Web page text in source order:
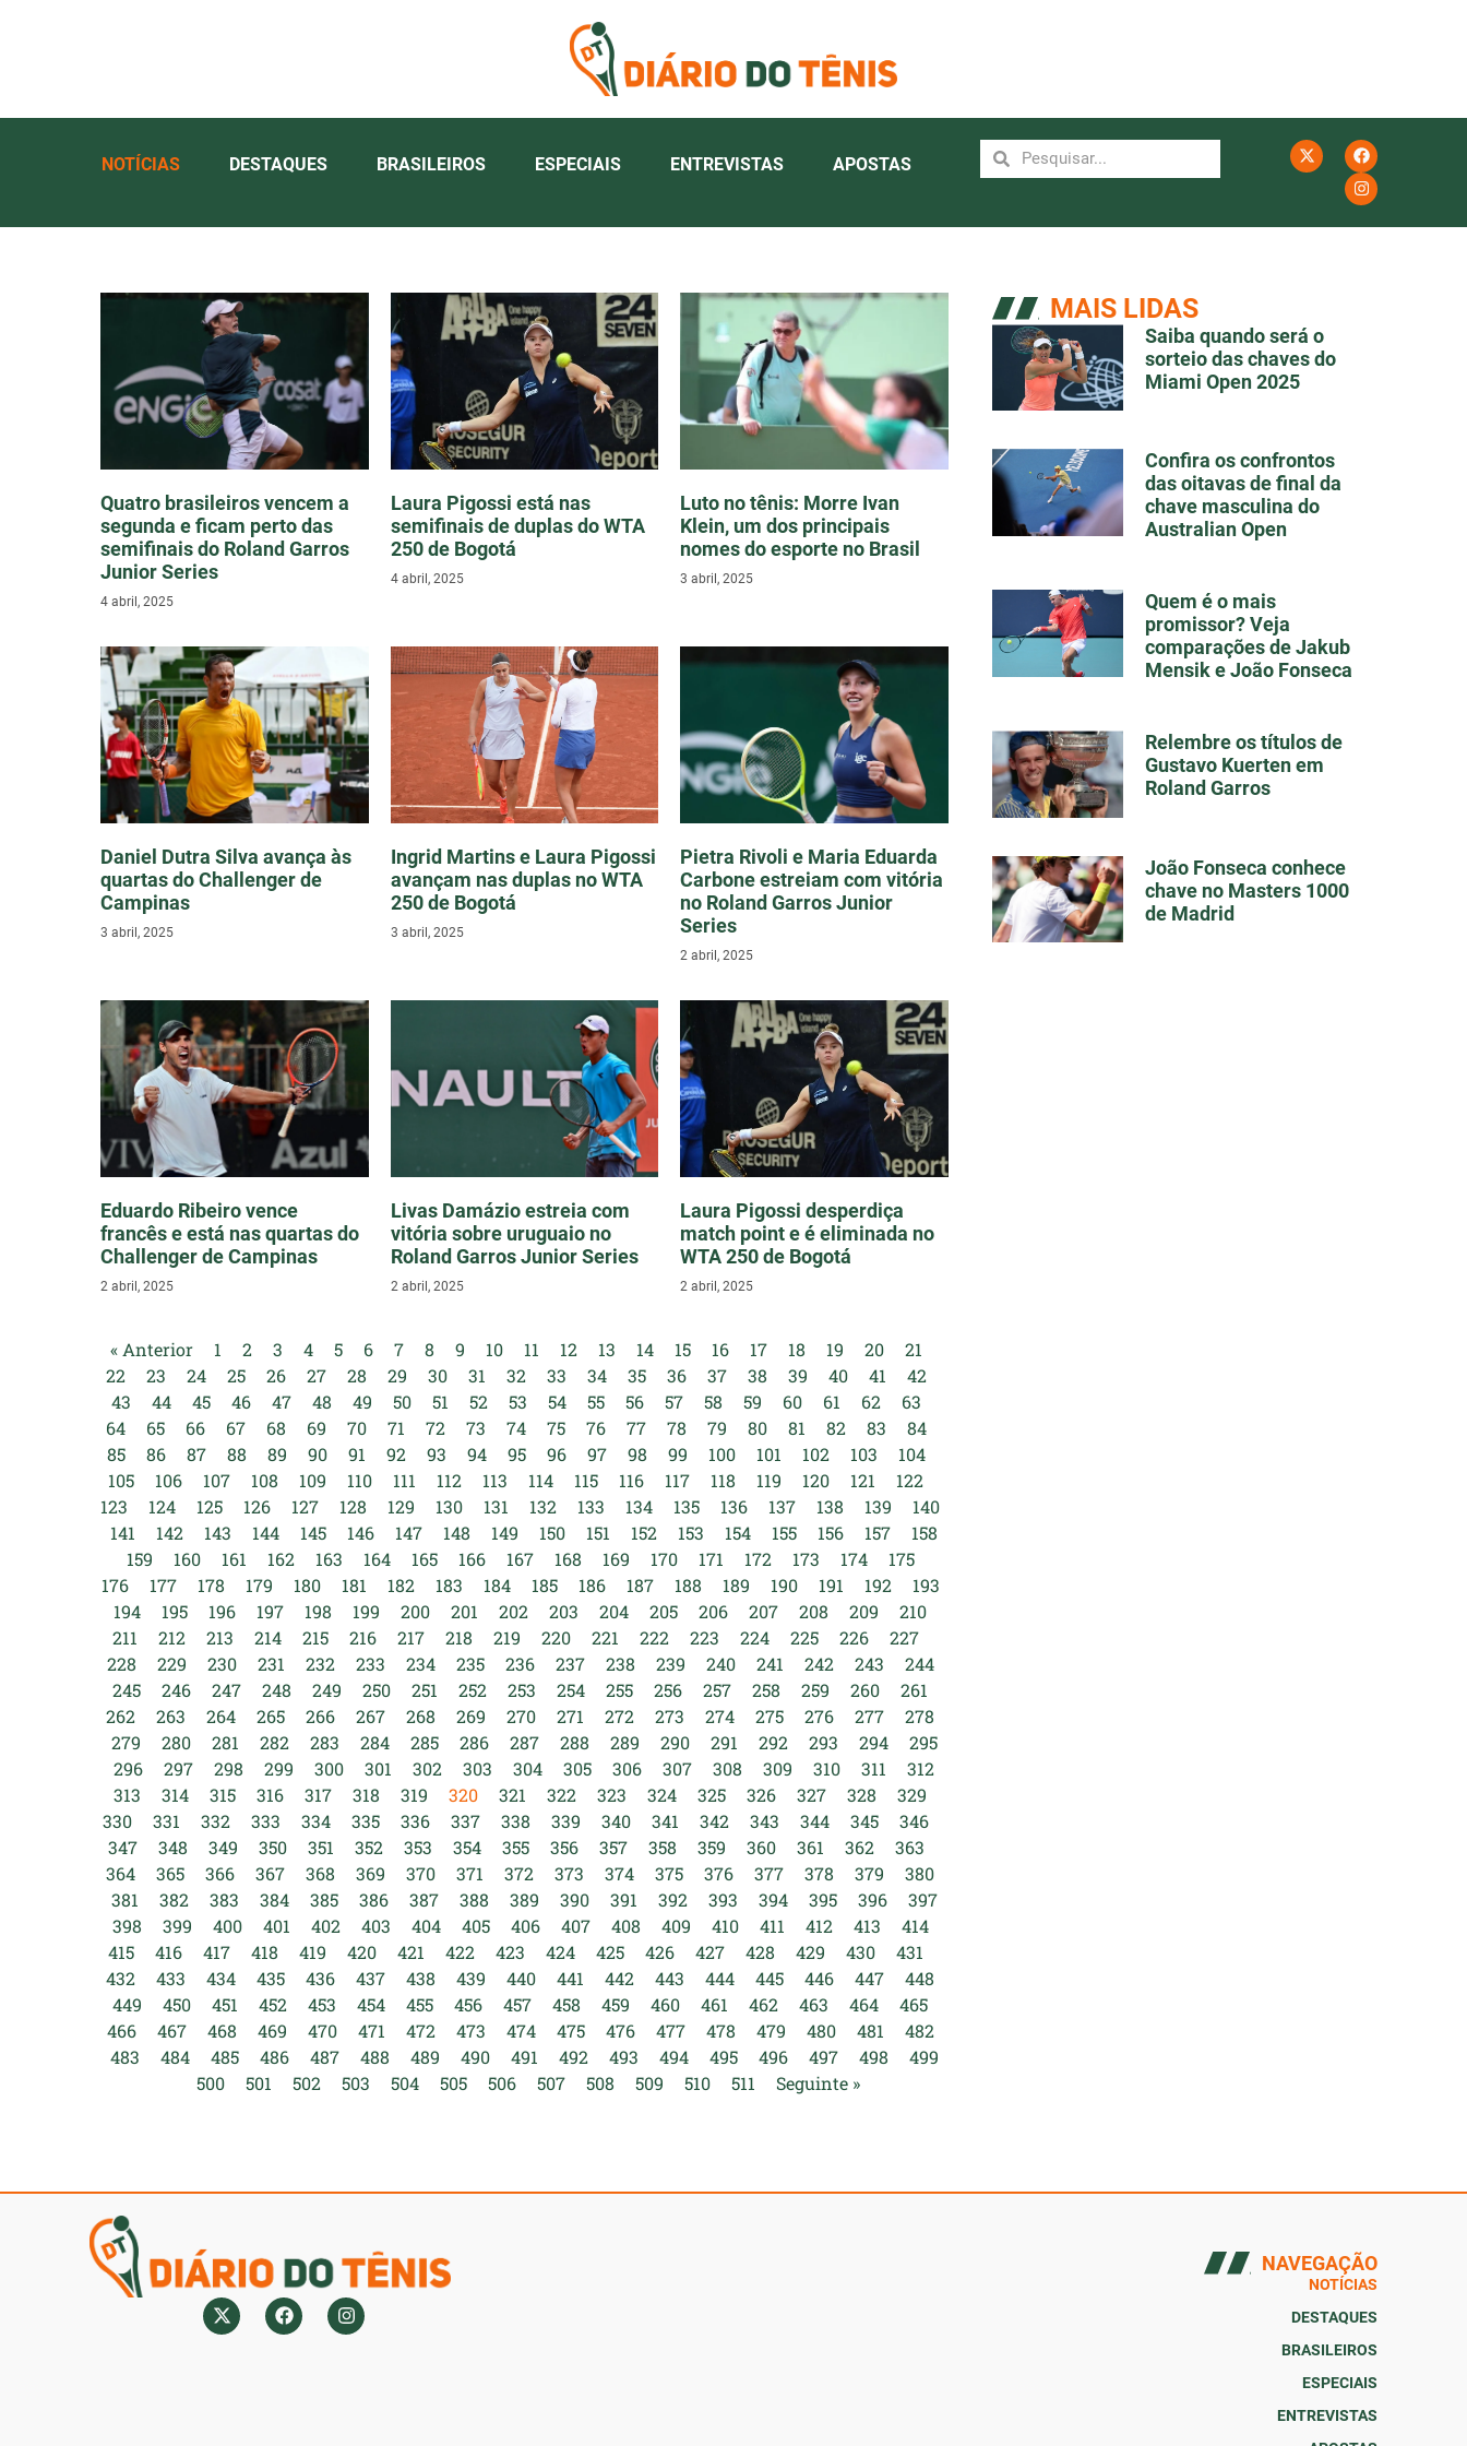
NOTÍCIAS DESTAQUES BRASILEIROS ESPECIAIS ENTREVISTAS APOSTAS
Quatro brasileiros vencem a
segunda e ficam perto das
semifinais do Roland Garros
Junior Series
4 abril, 2025
Laura Pigossi está nas
semifinais de duplas do WTA
250 de Bogotá
4 abril, 2025
Luto no tênis: Morre Ivan
Klein, um dos principais
nomes do esporte no Brasil
3 abril, 2025
Daniel Dutra Silva avança às
quartas do Challenger de
Campinas
3 abril, 2025
Ingrid Martins e Laura Pigossi
avançam nas duplas no WTA
250 de Bogotá
3 abril, 2025
Pietra Rivoli e Maria Eduarda
Carbone estreiam com vitória
no Roland Garros Junior
Series
2 abril, 2025
Eduardo Ribeiro vence
francês e está nas quartas do
Challenger de Campinas
2 abril, 2025
Livas Damázio estreia com
vitória sobre uruguaio no
Roland Garros Junior Series
2 abril, 2025
Laura Pigossi desperdiça
match point e é eliminada no
WTA 250 de Bogotá
2 abril, 2025
« Anterior 1 2 3 4 5 6 7 8 9 10 11 12 13 14 15 16 17 18 19 20
21
22
23 24 25 26 27 28 29 30 31 32 33 34 35 36 37 38 39 40 41
42
43
44 45 46 47 48 49 50 51 52 53 54 55 56 57 58 59 60 61 62
63
64
65 66 67 68 69 70 71 72 73 74 75 76 77 78 79 80 81 82 83
84
85
86 87 88 89 90 91 92 93 94 95 96 97 98 99 100 101 102 103
104
105
106 107 108 109 110 111 112 113 114 115 116 117 118 119 120 121
122
123
124 125 126 127 128 129 130 131 132 133 134 135 136 137 138 139
140
141
142 143 144 145 146 147 148 149 150 151 152 153 154 155 156 157
158
159
160 161 162 163 164 165 166 167 168 169 170 171 172 173 174
175
176
177 178 179 180 181 182 183 184 185 186 187 188 189 190 191 192
193
194
195 196 197 198 199 200 201 202 203 204 205 206 207 208 209
210
211
212 213 214 215 216 217 218 219 220 221 222 223 224 225 226
227
228
229 230 231 232 233 234 235 236 237 238 239 240 241 242 243
244
245
246 247 248 249 250 251 252 253 254 255 256 257 258 259 260
261
262
263 264 265 266 267 268 269 270 271 272 273 274 275 276 277
278
279
280 281 282 283 284 285 286 287 288 289 290 291 292 293 294
295
296
297 298 299 300 301 302 303 304 305 306 307 308 309 310 311
312
313
314 315 316 317 318 319 320 321 322 323 324 325 326 327 328
329
330
331 332 333 334 335 336 337 338 339 340 341 342 343 344 345
346
347
348 349 350 351 352 353 354 355 356 357 358 359 360 361 362
363
364
365 366 367 368 369 370 371 372 373 374 375 376 377 378 379
380
381
382 383 384 385 386 387 388 389 390 391 392 393 394 395 396
397
398
399 400 401 402 403 404 405 406 407 408 409 410 411 412 413
414
415
416 417 418 419 420 421 422 423 424 425 426 427 428 429 430
431
432
433 434 435 436 437 438 439 440 441 442 443 444 445 446 447
448
449
450 451 452 453 454 455 456 457 458 459 460 461 462 463 464
465
466
467 468 469 470 471 472 473 474 475 476 477 478 479 480 481
482
483
484 485 486 487 488 489 490 491 492 493 494 495 496 497 498
499
500
501 502 503 504 505 506 507 508 509 510 511 Seguinte »
MAIS LIDAS
Saiba quando será o
sorteio das chaves do
Miami Open 2025
Confira os confrontos
das oitavas de final da
chave masculina do
Australian Open
Quem é o mais
promissor? Veja
comparações de Jakub
Mensik e João Fonseca
Relembre os títulos de
Gustavo Kuerten em
Roland Garros
João Fonseca conhece
chave no Masters 1000
de Madrid
NAVEGAÇÃO
NOTÍCIAS
DESTAQUES
BRASILEIROS
ESPECIAIS
ENTREVISTAS